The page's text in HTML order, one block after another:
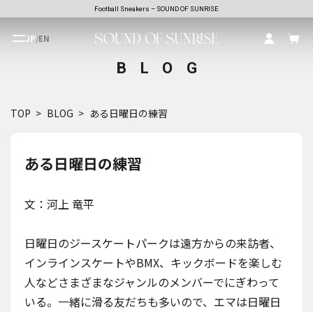
Football Sneakers – SOUND OF SUNRISE
JP/EN
BLOG
TOP BLOG ある日曜日の練習
ある日曜日の練習
文：河上 竜平
日曜日のジースケートパークは遠方からの来訪者、
インラインスケートやBMX、キックボードを楽しむ
人などさまざまなジャンルのメンバーでにぎわって
いる。一緒に滑る友だちも多いので、エマは日曜日